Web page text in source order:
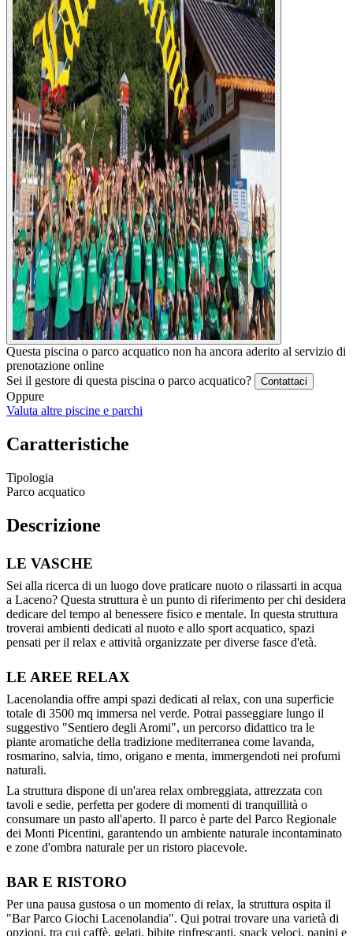
Questa piscina o parco acquatico non ha ancora aderito al servizio di
prenotazione online
Sei il gestore di questa piscina o parco acquatico?
Contattaci
Oppure
Valuta altre piscine e parchi
Caratteristiche
Tipologia
Parco acquatico
Descrizione
LE VASCHE
Sei alla ricerca di un luogo dove praticare nuoto o rilassarti in acqua
a Laceno? Questa struttura è un punto di riferimento per chi desidera
dedicare del tempo al benessere fisico e mentale. In questa struttura
troverai ambienti dedicati al nuoto e allo sport acquatico, spazi
pensati per il relax e attività organizzate per diverse fasce d'età.
LE AREE RELAX
Lacenolandia offre ampi spazi dedicati al relax, con una superficie
totale di 3500 mq immersa nel verde. Potrai passeggiare lungo il
suggestivo "Sentiero degli Aromi", un percorso didattico tra le
piante aromatiche della tradizione mediterranea come lavanda,
rosmarino, salvia, timo, origano e menta, immergendoti nei profumi
naturali.
La struttura dispone di un'area relax ombreggiata, attrezzata con
tavoli e sedie, perfetta per godere di momenti di tranquillità o
consumare un pasto all'aperto. Il parco è parte del Parco Regionale
dei Monti Picentini, garantendo un ambiente naturale incontaminato
e zone d'ombra naturale per un ristoro piacevole.
BAR E RISTORO
Per una pausa gustosa o un momento di relax, la struttura ospita il
"Bar Parco Giochi Lacenolandia". Qui potrai trovare una varietà di
opzioni, tra cui caffè, gelati, bibite rinfrescanti, snack veloci, panini e